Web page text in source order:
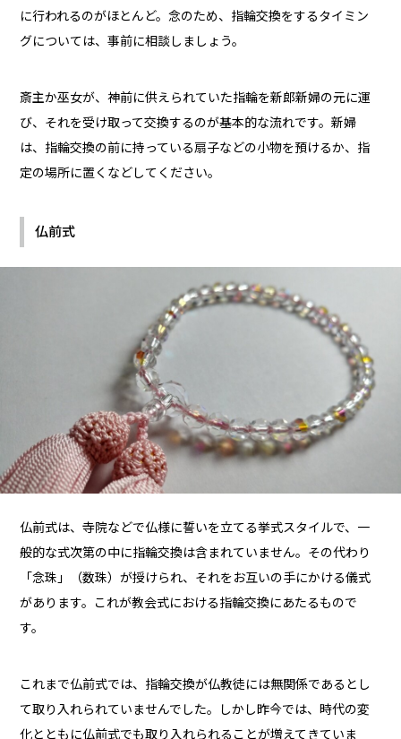
に行われるのがほとんど。念のため、指輪交換をするタイミン
グについては、事前に相談しましょう。
斎主か巫女が、神前に供えられていた指輪を新郎新婦の元に運
び、それを受け取って交換するのが基本的な流れです。新婦
は、指輪交換の前に持っている扇子などの小物を預けるか、指
定の場所に置くなどしてください。
仏前式
仏前式は、寺院などで仏様に誓いを立てる挙式スタイルで、一
般的な式次第の中に指輪交換は含まれていません。その代わり
「念珠」（数珠）が授けられ、それをお互いの手にかける儀式
があります。これが教会式における指輪交換にあたるもので
す。
これまで仏前式では、指輪交換が仏教徒には無関係であるとし
て取り入れられていませんでした。しかし昨今では、時代の変
化とともに仏前式でも取り入れられることが増えてきていま